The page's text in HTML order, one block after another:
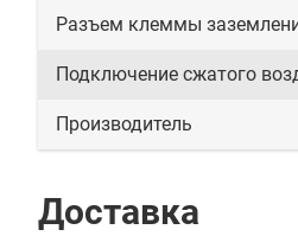
Разъем клеммы
Подключение сжатого
Производитель
Доставка